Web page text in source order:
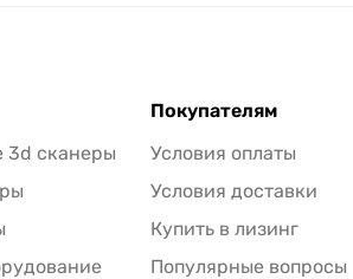
3d сканеры
Покупателям
Условия оплаты
Условия доставки
Купить в лизинг
Популярные вопросы